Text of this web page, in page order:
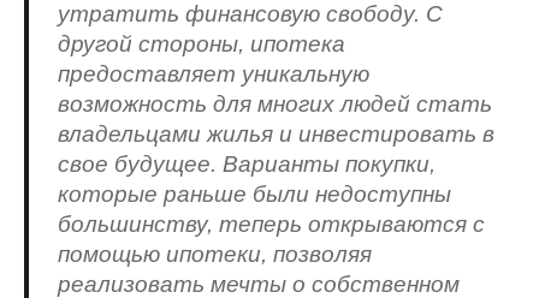
утратить финансовую свободу. С
другой стороны, ипотека
предоставляет уникальную
возможность для многих людей стать
владельцами жилья и инвестировать в
свое будущее. Варианты покупки,
которые раньше были недоступны
большинству, теперь открываются с
помощью ипотеки, позволяя
реализовать мечты о собственном